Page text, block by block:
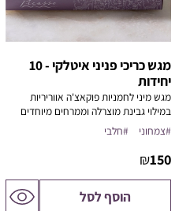
מגש כריכי פניני איטלקי - 10
יחידות
מגש מיני לחמניות פוקאצ'ה אווריריות
במילוי גבינת מוצרלה וממרחים מיוחדים
#צמחוני
#חלבי
150
₪
הוסף לסל לדף